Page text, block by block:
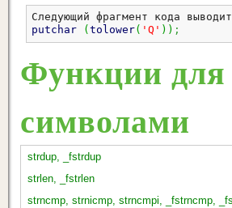
Следующий фрагмент кода
putchar
( tolower( 'Q' ) ) ;
Функции для
символами
strdup, _fstrdup
strlen, _fstrlen
strncmp, strnicmp, strncmpi, _fstrncmp,